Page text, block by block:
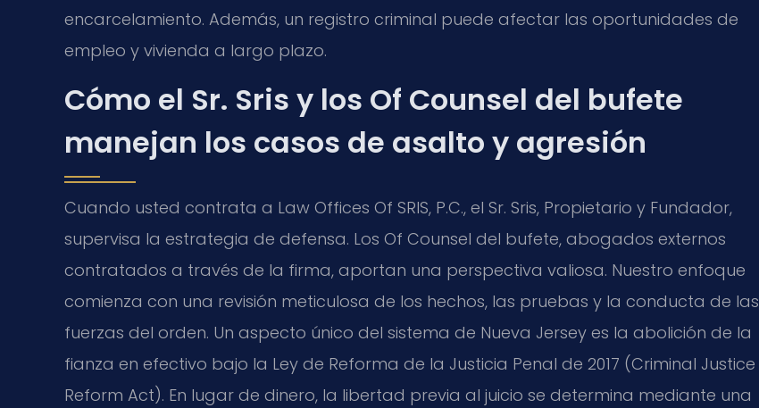
encarcelamiento. Además, un registro criminal puede afectar las oportunidades de
empleo y vivienda a largo plazo.
Cómo el Sr. Sris y los Of Counsel del bufete
manejan los casos de asalto y agresión
Cuando usted contrata a Law Offices Of SRIS, P.C., el Sr. Sris, Propietario y Fundador,
supervisa la estrategia de defensa. Los Of Counsel del bufete, abogados externos
contratados a través de la firma, aportan una perspectiva valiosa. Nuestro enfoque
comienza con una revisión meticulosa de los hechos, las pruebas y la conducta de las
fuerzas del orden. Un aspecto único del sistema de Nueva Jersey es la abolición de la
fianza en efectivo bajo la Ley de Reforma de la Justicia Penal de 2017 (Criminal Justice
Reform Act). En lugar de dinero, la libertad previa al juicio se determina mediante una